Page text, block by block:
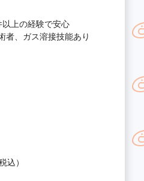
上の経験で安心
者、ガス溶接技能あり
）